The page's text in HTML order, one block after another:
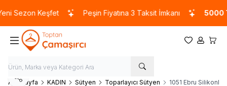
Sezon Keşfet Peşin Fiyatına 3 Taksit İmkanı 5000 TL
Favorilerim
Hesabım
Ana Sayfa KADIN Sütyen Toparlayıcı Sütyen 1051 Ebru Silikonlu
Paylaş